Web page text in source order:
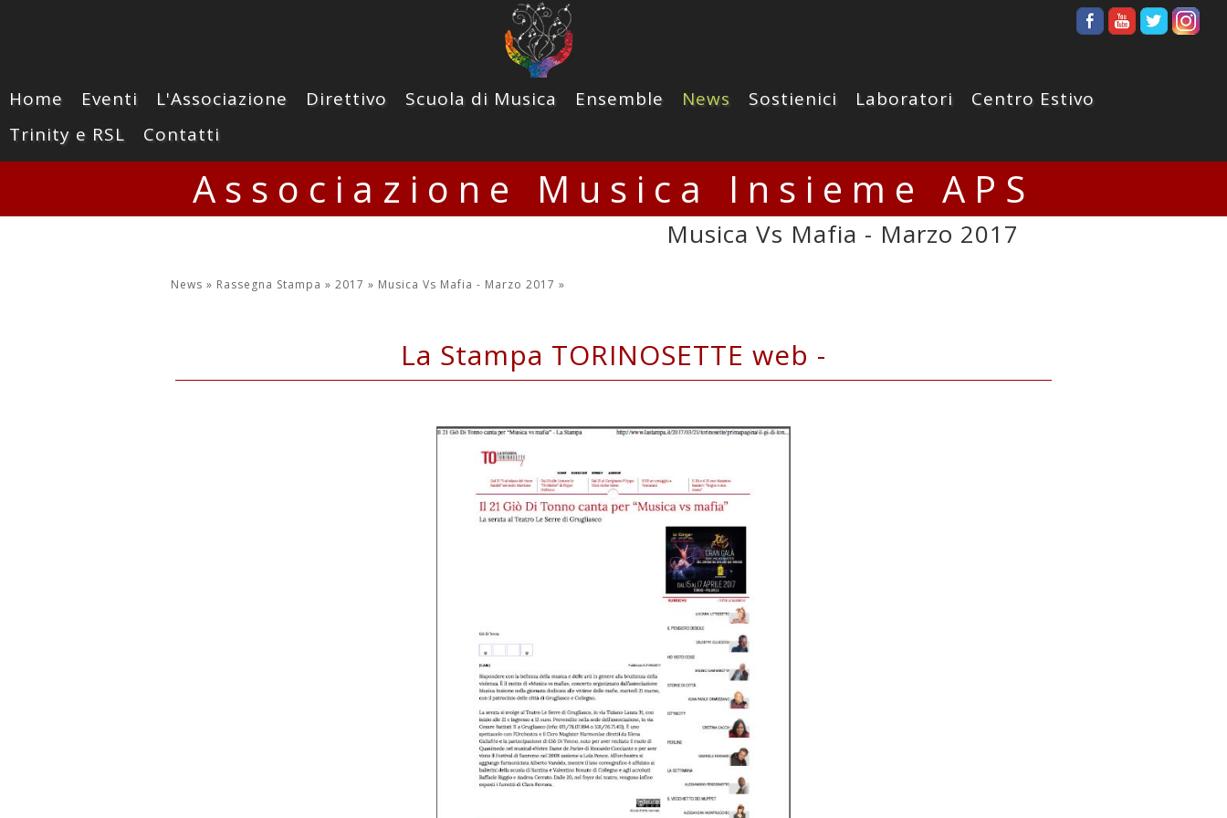
Home Eventi L'Associazione Direttivo Scuola di Musica Ensemble News Sostienici Laboratori
Centro Estivo
Trinity e RSL
Contatti
Associazione Musica Insieme APS
Musica Vs Mafia - Marzo 2017
News » Rassegna Stampa » 2017 » Musica Vs Mafia - Marzo 2017 »
La Stampa TORINOSETTE web -